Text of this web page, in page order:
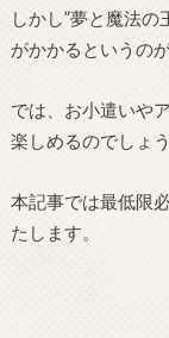
しかし”夢と魔法
がかかるというの
では、お小遣いや
楽しめるのでしょ
本記事では最低限
たします。